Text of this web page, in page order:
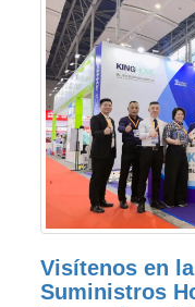
Visítenos en
Suministros